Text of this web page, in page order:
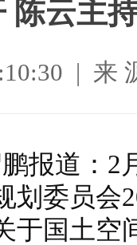
陈云主
| 来
报道：2
划委员会
于国土空